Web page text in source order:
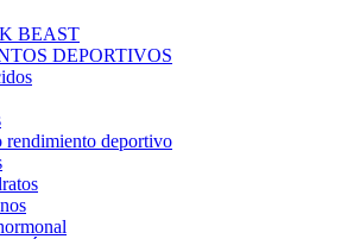
BEAST
DEPORTIVOS
rendimiento deportivo